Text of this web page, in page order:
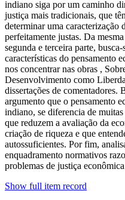
indiano siga por um caminho
justiça mais tradicionais, que
determinar uma caracterização
perfeitamente justas. Da
segunda e terceira parte,
características do pensamento
nos concentrar nas obras ,
Desenvolvimento como
dissertações de comentadores.
argumento que o pensamento
indiano, se diferencia de
que reduzem a avaliação da
criação de riqueza e que
autossuficientes. Por fim,
enquadramento normativos
problemas de justiça
Show full item record